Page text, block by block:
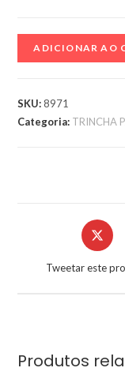
ADICIONAR AO
SKU:8971
Categoria: TRINCHA
Tweetar este
Produtos